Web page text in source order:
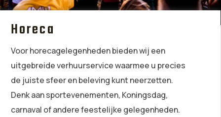
Horeca
Voor horecagelegenheden bieden wij een
uitgebreide verhuurservice waarmee u precies
de juiste sfeer en beleving kunt neerzetten.
Denk aan sportevenementen, Koningsdag,
carnaval of andere feestelijke gelegenheden.